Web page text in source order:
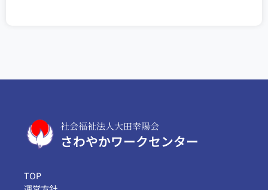
社会福祉法人大田幸陽会
さわやかワークセンター
TOP